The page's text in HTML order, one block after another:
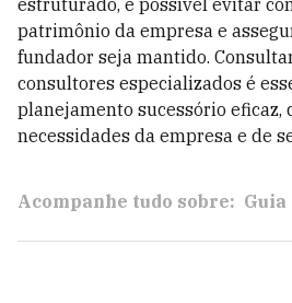
estruturado, é possível evitar
patrimônio da empresa e
fundador seja mantido.
consultores especializados é
planejamento sucessório eficaz,
necessidades da empresa e de
Acompanhe tudo sobre: